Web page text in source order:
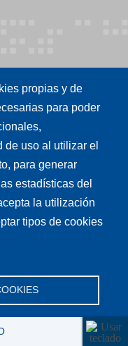
propias y de
para poder
de uso al utilizar el
para generar
estadísticas del
la utilización
tipos de cookies
redes sociales